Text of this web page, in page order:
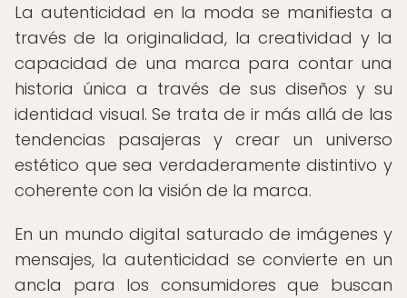
La autenticidad en la moda se manifiesta a
través de la originalidad, la creatividad y la
capacidad de una marca para contar una
historia única a través de sus diseños y su
identidad visual. Se trata de ir más allá de las
tendencias pasajeras y crear un universo
estético que sea verdaderamente distintivo y
coherente con la visión de la marca.
En un mundo digital saturado de imágenes y
mensajes, la autenticidad se convierte en un
ancla para los consumidores que buscan